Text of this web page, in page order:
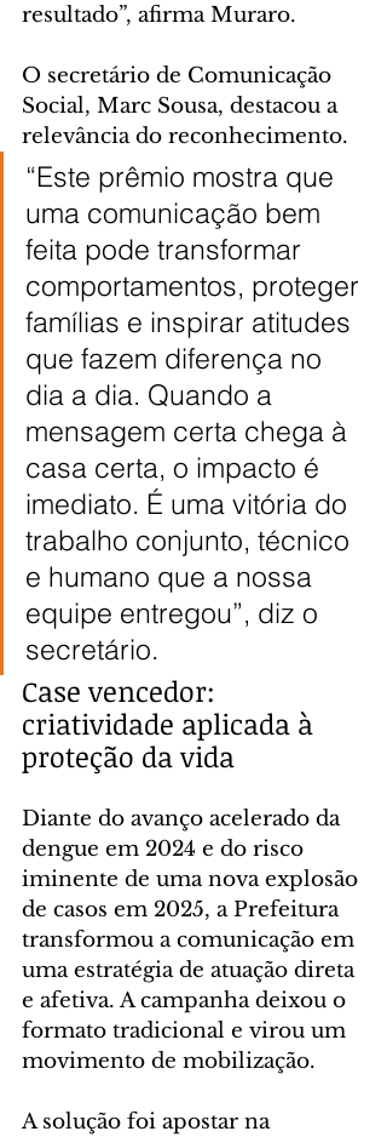
resultado”, afirma Muraro.
O secretário de Comunicação
Social, Marc Sousa, destacou a
relevância do reconhecimento.
“Este prêmio mostra que
uma comunicação bem
feita pode transformar
comportamentos, proteger
famílias e inspirar atitudes
que fazem diferença no
dia a dia. Quando a
mensagem certa chega à
casa certa, o impacto é
imediato. É uma vitória do
trabalho conjunto, técnico
e humano que a nossa
equipe entregou”, diz o
secretário.
Case vencedor:
criatividade aplicada à
proteção da vida
Diante do avanço acelerado da
dengue em 2024 e do risco
iminente de uma nova explosão
de casos em 2025, a Prefeitura
transformou a comunicação em
uma estratégia de atuação direta
e afetiva. A campanha deixou o
formato tradicional e virou um
movimento de mobilização.
A solução foi apostar na